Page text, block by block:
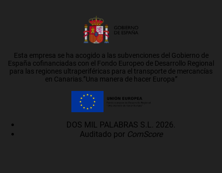
Esta empresa se ha acogido a las subvenciones del Gobierno de
España cofinanciadas con el Fondo Europeo de Desarrollo Regional
para las regiones ultraperiféricas para el transporte de mercancías
en Canarias.”Una manera de hacer Europa”
DOS MIL PALABRAS S.L. 2026.
Auditado por ComScore